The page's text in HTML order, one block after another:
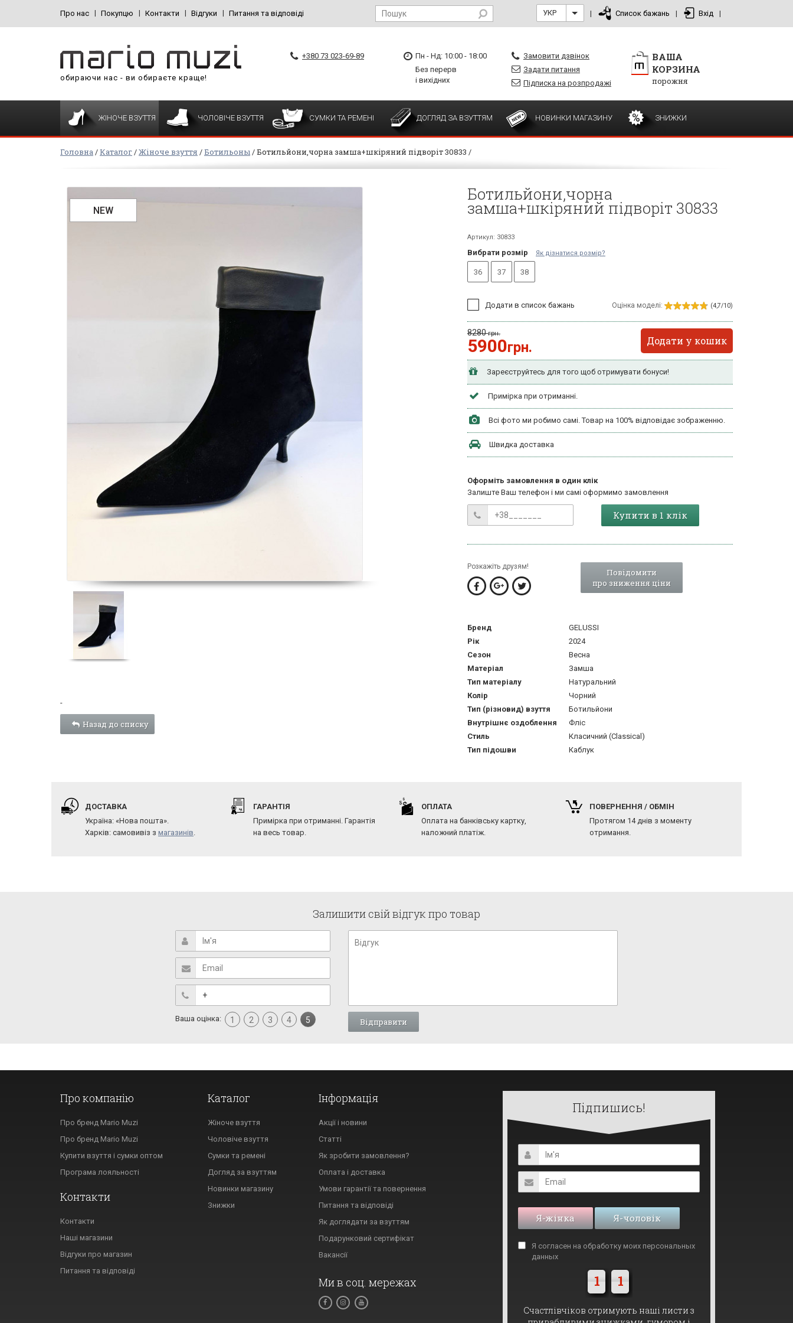
Про нас Покупцю Контакти Відгуки Питання та відповіді УКР | Список бажань | Вхід |
обираючи нас - ви обираєте краще!
+380 73 023-69-89
Пн - Нд: 10:00 - 18:00
Без перерв
і вихідних
Замовити дзвінок
Задати питання
Підписка на розпродажі
ВАША
КОРЗИНА
порожня
ЖІНОЧЕ ВЗУТТЯ ЧОЛОВІЧЕ ВЗУТТЯ СУМКИ ТА РЕМЕНІ ДОГЛЯД ЗА ВЗУТТЯМ НОВИНКИ МАГАЗИНУ ЗНИЖКИ
Головна Каталог Жіноче взуття Ботильоны Ботильйони,чорна замша+шкіряний підворіт 30833
NEW
-
Назад до списку
Ботильйони,чорна
замша+шкіряний підворіт 30833
Артикул: 30833
Вибрати розмір Як дізнатися розмір?
36 37 38
Додати в список бажань Оцінка моделі: (4,7/10)
8280грн.
5900грн. Додати у кошик
Зареєструйтесь для того щоб отримувати бонуси!
Примірка при отриманні.
Всі фото ми робимо самі. Товар на 100% відповідає зображенню.
Швидка доставка
Оформіть замовлення в один клік
Залиште Ваш телефон і ми самі оформимо замовлення
Купити в 1 клік
Розкажіть друзям!
Повідомити
про зниження ціни
Бренд
GELUSSI
Рік
2024
Сезон
Весна
Матеріал
Замша
Тип матеріалу
Натуральний
Колір
Чорний
Тип (різновид) взуття
Ботильйони
Внутрішнє оздоблення
Фліс
Стиль
Класичний (Classical)
Тип підошви
Каблук
ДОСТАВКА
Україна: «Нова пошта».
Харків: самовивіз з магазинів.
ГАРАНТІЯ
Примірка при отриманні. Гарантія
на весь товар.
ОПЛАТА
Оплата на банківську картку,
наложний платіж.
ПОВЕРНЕННЯ / ОБМІН
Протягом 14 днів з моменту
отримання.
Залишити свій відгук про товар
Ваша оцінка: 1 2 3 4 5
Про компанію
Про бренд Mario Muzi
Про бренд Mario Muzi
Купити взуття і сумки оптом
Програма лояльності
Контакти
Контакти
Наші магазини
Відгуки про магазин
Питання та відповіді
Каталог
Жіноче взуття
Чоловіче взуття
Сумки та ремені
Догляд за взуттям
Новинки магазину
Знижки
Інформація
Акції і новини
Статті
Як зробити замовлення?
Оплата і доставка
Умови гарантії та повернення
Питання та відповіді
Як доглядати за взуттям
Подарунковий сертифікат
Вакансії
Ми в соц. мережах
Підпишись!
Я-жінка Я-чоловік
Я согласен на обработку моих персональных
данных
1 1
Cчастлівчіков отримують наші листи з